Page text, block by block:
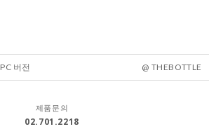
PC 버전 @ THEBOTTLE
제품문의
02.701.2218